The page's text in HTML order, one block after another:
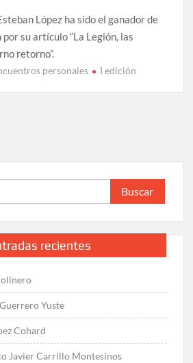
López ha sido el ganador de
su artículo “La Legión, las
retorno”.
personales I edición
Buscar:
recientes
Yuste
Cohard
Javier Carrillo Montesinos